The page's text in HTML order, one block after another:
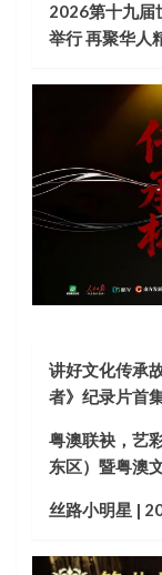
2026第十九届
举行 再聚华人
讲好文化传承
者》纪录片首
粤澳联袂，艺
东区）暨粤澳
丝路小明星 |